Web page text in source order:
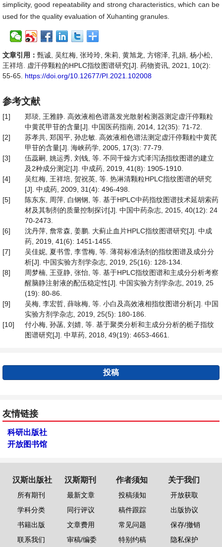
simplicity, good repeatability and strong characteristics, which can be
used for the quality evaluation of Xuhanting granules.
文章引用： 甄诚, 吴红梅, 张玲玲, 朱莉, 黄旭龙, 方镕泽, 孔娟, 杨小松,
王祥培. 虚汗停颗粒的HPLC指纹图谱研究[J]. 药物资讯, 2021, 10(2):
55-65. https://doi.org/10.12677/PI.2021.102008
参考文献
[1]
郑琰, 王雅静. 高效液相色谱蒸发光散射检测器测定虚汗停颗粒
中黄芪甲苷的含量[J]. 中国医药指南, 2014, 12(35): 71-72.
[2]
苏孝共, 郑国平, 孙忠敏. 高效液相色谱法测定虚汗停颗粒中黄芪
甲苷的含量[J]. 海峡药学, 2005, 17(3): 77-79.
[3]
伍蕊嗣, 姚运秀, 刘钱, 等. 不同干燥方式泽泻汤指纹图谱的建立
及2种成分测定[J]. 中成药, 2019, 41(8): 1905-1910.
[4]
吴红梅, 王祥培, 贺祝英, 等. 热淋清颗粒HPLC指纹图谱的研究
[J]. 中成药, 2009, 31(4): 496-498.
[5]
陈东东, 周萍, 白钢钢, 等. 基于HPLC中药指纹图谱技术延胡索药
材及其制剂的质量控制探讨[J]. 中国中药杂志, 2015, 40(12): 24
70-2473.
[6]
沈丹萍, 詹常森, 姜鹏. 大蓟止血片HPLC指纹图谱研究[J]. 中成
药, 2019, 41(6): 1451-1455.
[7]
吴佳妮, 夏书雪, 李雪梅, 等. 薄荷标准汤剂的指纹图谱及成分分
析[J]. 中国实验方剂学杂志, 2019, 25(16): 128-134.
[8]
周梦楠, 王亚静, 张怡, 等. 基于HPLC指纹图谱和主成分分析考察
醒脑静注射液的配伍稳定性[J]. 中国实验方剂学杂志, 2019, 25
(19): 80-86.
[9]
吴梅, 李宏哲, 薛咏梅, 等. 小白及高效液相指纹图谱分析[J]. 中国
实验方剂学杂志, 2019, 25(5): 180-186.
[10]
付小梅, 孙菡, 刘婧, 等. 基于聚类分析和主成分分析的栀子指纹
图谱研究[J]. 中草药, 2018, 49(19): 4653-4661.
投稿
友情链接
科研出版社
开放图书馆
汉斯出版社
所有期刊
学科分类
书籍出版
联系我们
汉斯期刊
最新文章
同行评议
文章费用
审稿/编委
作者须知
投稿须知
稿件跟踪
常见问题
特别约稿
关于我们
开放获取
出版协议
保存/撤销
隐私保护